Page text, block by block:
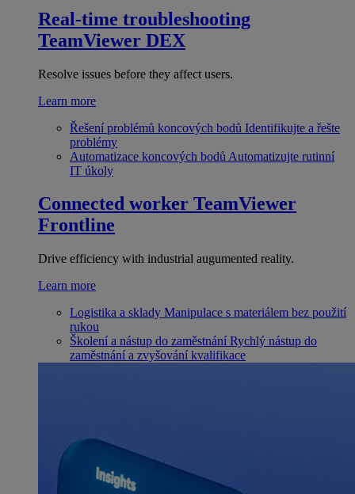
Real-time troubleshooting
TeamViewer DEX
Resolve issues before they affect users.
Learn more
Řešení problémů koncových bodů Identifikujte a řešte
problémy
Automatizace koncových bodů Automatizujte rutinní
IT úkoly
Connected worker TeamViewer
Frontline
Drive efficiency with industrial augumented reality.
Learn more
Logistika a sklady Manipulace s materiálem bez použití
rukou
Školení a nástup do zaměstnání Rychlý nástup do
zaměstnání a zvyšování kvalifikace